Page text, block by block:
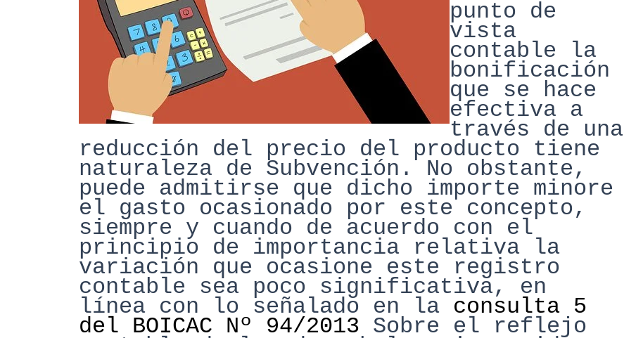
punto de
vista
contable la
bonificación
que se hace
efectiva a
través de una
reducción del precio del producto tiene
naturaleza de Subvención. No obstante,
puede admitirse que dicho importe minore
el gasto ocasionado por este concepto,
siempre y cuando de acuerdo con el
principio de importancia relativa la
variación que ocasione este registro
contable sea poco significativa, en
línea con lo señalado en la consulta 5
del BOICAC Nº 94/2013 Sobre el reflejo